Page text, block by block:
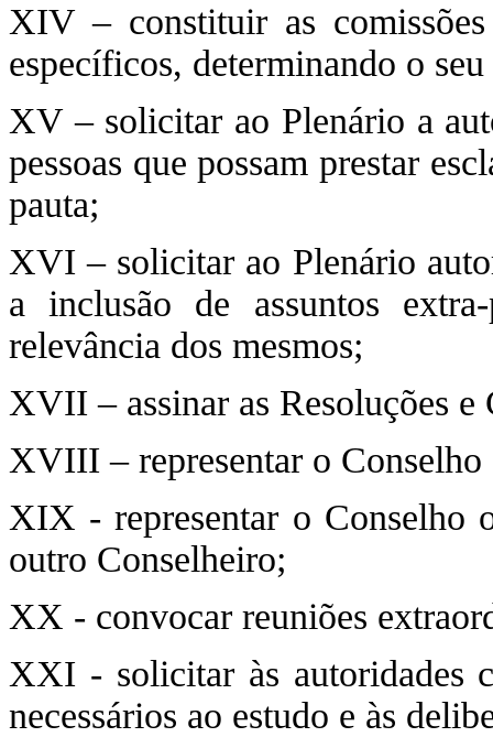
XIV – constituir as
específicos, determinando o
XV – solicitar ao Plenário a
pessoas que possam prestar
pauta;
XVI – solicitar ao Plenário
a inclusão de assuntos
relevância dos mesmos;
XVII – assinar as Resoluções e
XVIII – representar o Conselho
XIX - representar o Conselho
outro Conselheiro;
XX - convocar reuniões
XXI - solicitar às autoridades
necessários ao estudo e às